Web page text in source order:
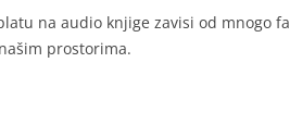
na audio knjige zavisi od mnogo
prostorima.